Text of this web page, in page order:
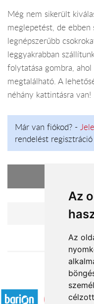
Az
Az
Még nem sikerült
meglepetést, de ebben
legnépszerűbb
leggyakrabban
folytatása gombra, ahol
megtalálható. A
néhány kattintásra van!
Már van fiókod? -
rendelést